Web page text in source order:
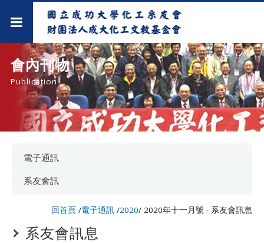
會內刊物
Publication
電子通訊
系友會訊
回首頁 /電子通訊 /2020/ 2020年十一月號 - 系友會訊息
系友會訊息